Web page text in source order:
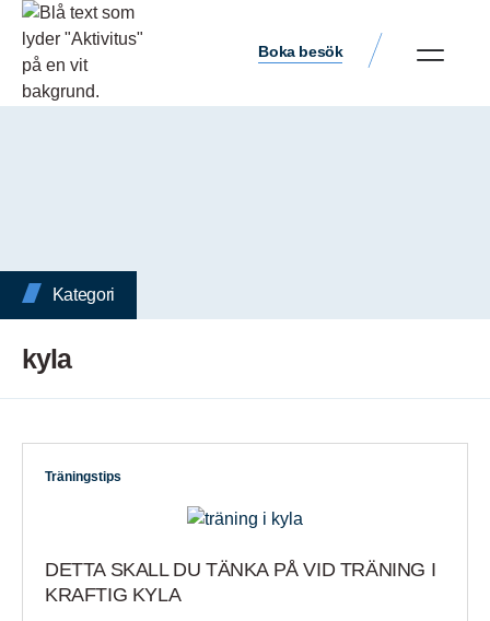
Boka besök
Kategori
kyla
Träningstips
DETTA SKALL DU TÄNKA PÅ VID TRÄNING I
KRAFTIG KYLA